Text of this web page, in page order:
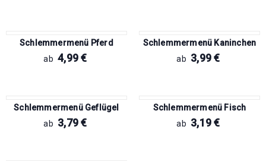
Schlemmermenü Pferd
ab 4,99€
Schlemmermenü Kaninchen
ab 3,99€
Schlemmermenü Geflügel
ab 3,79€
Schlemmermenü Fisch
ab 3,19€